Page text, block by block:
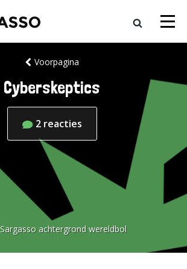
Voorpagina
Cyberskeptics
2 reacties
Sargasso achtergrond wereldbol